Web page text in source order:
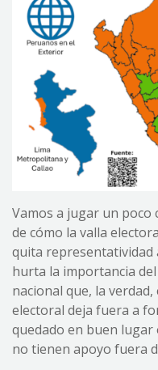
Vamos a jugar un
de cómo la valla
quita representatividad
hurta la importancia
nacional que, la
electoral deja fuera a
quedado en buen
no tienen apoyo fuera